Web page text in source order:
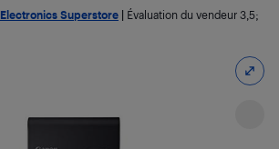
Electronics Superstore Évaluation du vendeur 3,5;